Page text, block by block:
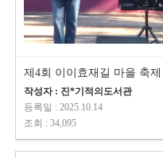
제4회 이이효재길 마을 축제
작성자 : 진*기적의도서관
등록일 : 2025.10.14
조회 : 34,095